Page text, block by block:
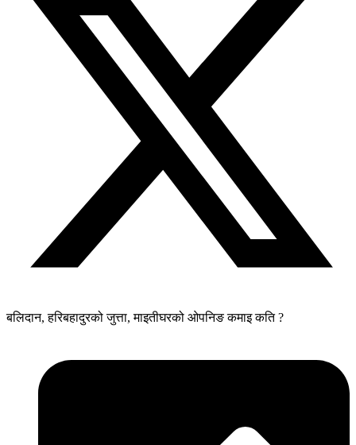
बलिदान, हरिबहादुरको जुत्ता, माइतीघरको ओपनिङ कमाइ कति ?